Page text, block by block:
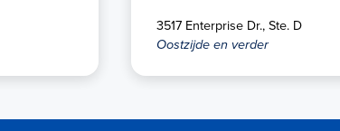
3517 Enterprise Dr., Ste. D
Oostzijde en verder